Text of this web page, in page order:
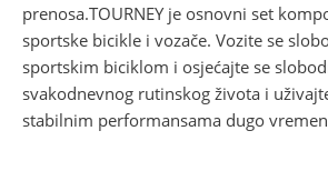
prenosa.TOURNEY je osnovni set
sportske bicikle i vozače. Vozite se
sportskim biciklom i osjećajte se
svakodnevnog rutinskog života i
stabilnim performansama dugo